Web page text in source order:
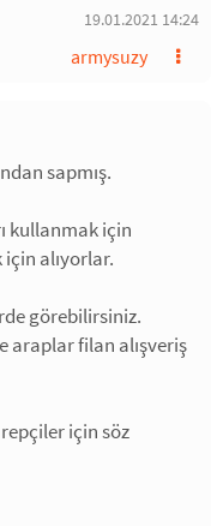
19.01.2021 14:24
armysuzy
sapmış.
kullanmak için
alıyorlar.
görebilirsiniz.
araplar filan alışveriş
için söz